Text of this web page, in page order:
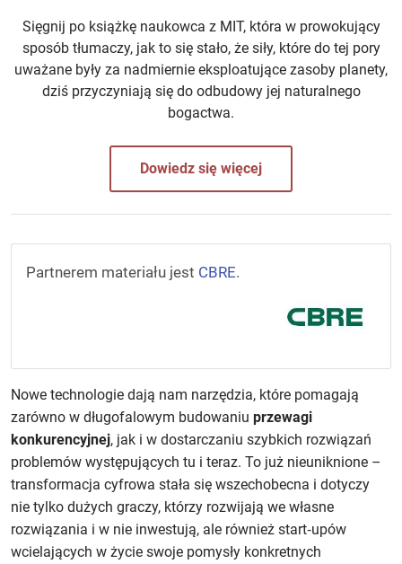
Sięgnij po książkę naukowca z MIT, która w prowokujący
sposób tłumaczy, jak to się stało, że siły, które do tej pory
uważane były za nadmiernie eksploatujące zasoby planety,
dziś przyczyniają się do odbudowy jej naturalnego
bogactwa.
Dowiedz się więcej
Partnerem materiału jest CBRE.
Nowe technologie dają nam narzędzia, które pomagają
zarówno w długofalowym budowaniu przewagi
konkurencyjnej, jak i w dostarczaniu szybkich rozwiązań
problemów występujących tu i teraz. To już nieuniknione –
transformacja cyfrowa stała się wszechobecna i dotyczy
nie tylko dużych graczy, którzy rozwijają we własne
rozwiązania i w nie inwestują, ale również start‑upów
wcielających w życie swoje pomysły konkretnych